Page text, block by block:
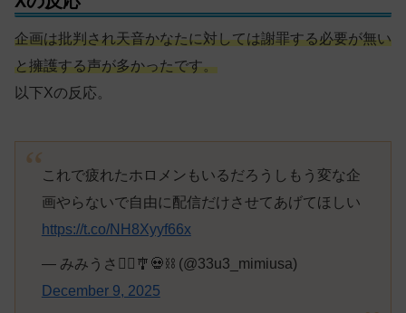
企画は批判され天音かなたに対しては謝罪する必要が無い
と擁護する声が多かったです。
以下Xの反応。
これで疲れたホロメンもいるだろうしもう変な企
画やらないで自由に配信だけさせてあげてほしい
https://t.co/NH8Xyyf66x
— みみうさ👯‍♀️‍️🎐💀⛓ (@33u3_mimiusa)
December 9, 2025